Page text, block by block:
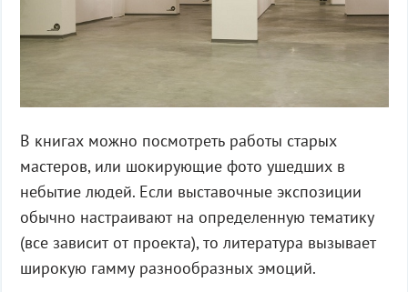
В книгах можно посмотреть работы старых
мастеров, или шокирующие фото ушедших в
небытие людей. Если выставочные экспозиции
обычно настраивают на определенную тематику
(все зависит от проекта), то литература вызывает
широкую гамму разнообразных эмоций.